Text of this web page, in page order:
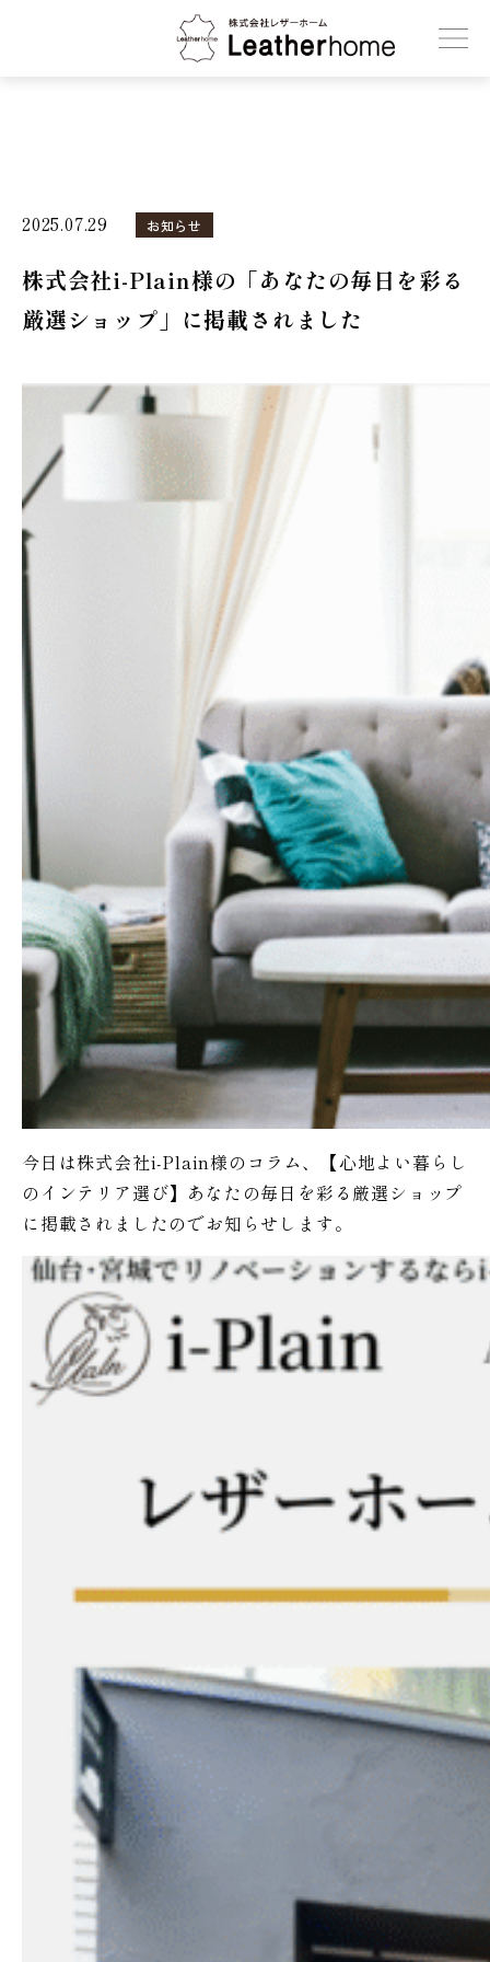
株式会社レザーホーム
2025.07.29 お知らせ
株式会社i-Plain様の「あなたの毎日を彩る
厳選ショップ」に掲載されました
今日は株式会社i-Plain様のコラム、【心地よい暮らし
のインテリア選び】あなたの毎日を彩る厳選ショップ
に掲載されましたのでお知らせします。